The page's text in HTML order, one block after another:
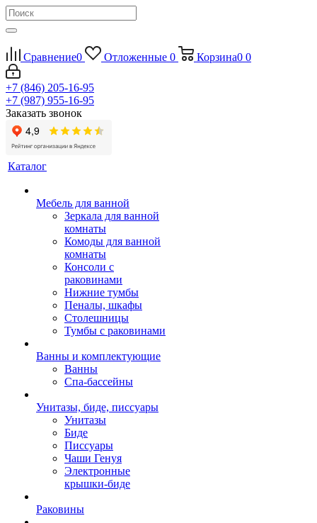
Сравнение0 Отложенные 0 Корзина0 0
+7 (846) 205-16-95
+7 (987) 955-16-95
Заказать звонок
Каталог
Мебель для ванной
Зеркала для ванной
комнаты
Комоды для ванной
комнаты
Консоли с
раковинами
Нижние тумбы
Пеналы, шкафы
Столешницы
Тумбы с раковинами
Ванны и комплектующие
Ванны
Спа-бассейны
Унитазы, биде, писсуары
Унитазы
Биде
Писсуары
Чаши Генуя
Электронные
крышки-биде
Раковины